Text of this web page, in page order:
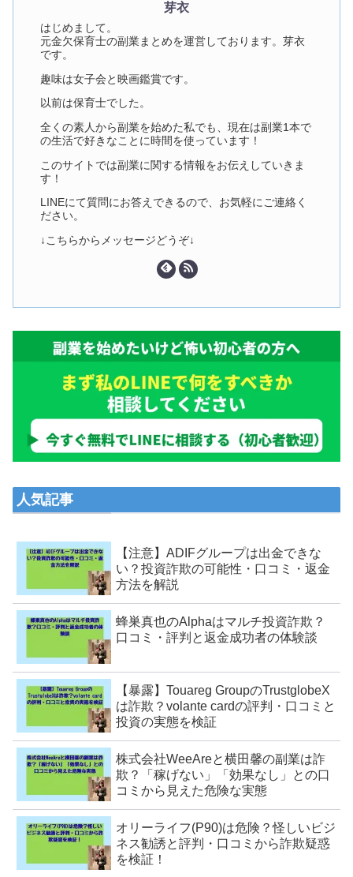
芽衣
はじめまして。
元金欠保育士の副業まとめを運営しております。芽衣
です。
趣味は女子会と映画鑑賞です。
以前は保育士でした。
全くの素人から副業を始めた私でも、現在は副業1本で
の生活で好きなことに時間を使っています！
このサイトでは副業に関する情報をお伝えしていきま
す！
LINEにて質問にお答えできるので、お気軽にご連絡く
ださい。
↓こちらからメッセージどうぞ↓
人気記事
【注意】ADIFグループは出金できな
い？投資詐欺の可能性・口コミ・返金
方法を解説
蜂巣真也のAlphaはマルチ投資詐欺？
口コミ・評判と返金成功者の体験談
【暴露】Touareg GroupのTrustglobeX
は詐欺？volante cardの評判・口コミと
投資の実態を検証
株式会社WeeAreと横田馨の副業は詐
欺？「稼げない」「効果なし」との口
コミから見えた危険な実態
オリーライフ(P90)は危険？怪しいビジ
ネス勧誘と評判・口コミから詐欺疑惑
を検証！